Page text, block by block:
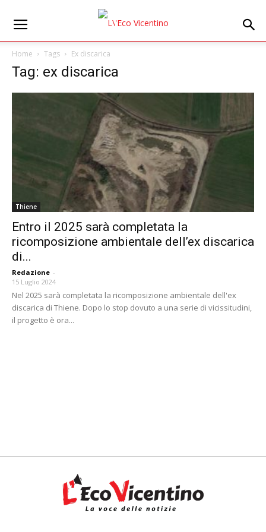
Home Tags Ex discarica
Tag: ex discarica
Thiene
Entro il 2025 sarà completata la
ricomposizione ambientale dell’ex discarica
di...
Redazione -
15 Luglio 2024
Nel 2025 sarà completata la ricomposizione ambientale dell'ex
discarica di Thiene. Dopo lo stop dovuto a una serie di vicissitudini,
il progetto è ora...